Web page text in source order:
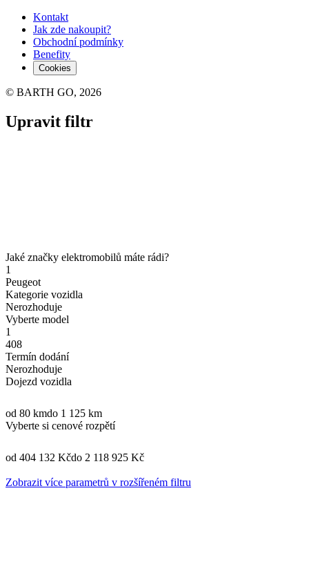
Kontakt
Jak zde nakoupit?
Obchodní podmínky
Benefity
Cookies
© BARTH GO, 2026
Upravit filtr
Jaké značky elektromobilů máte rádi?
1
Peugeot
Kategorie vozidla
Nerozhoduje
Vyberte model
1
408
Termín dodání
Nerozhoduje
Dojezd vozidla
od 80 kmdo 1 125 km
Vyberte si cenové rozpětí
od 404 132 Kčdo 2 118 925 Kč
Zobrazit více parametrů v rozšířeném filtru